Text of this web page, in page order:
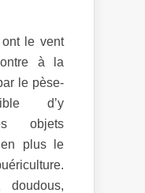
ont le vent
à la
le pèse-
d’y
objets
plus le
doudous,